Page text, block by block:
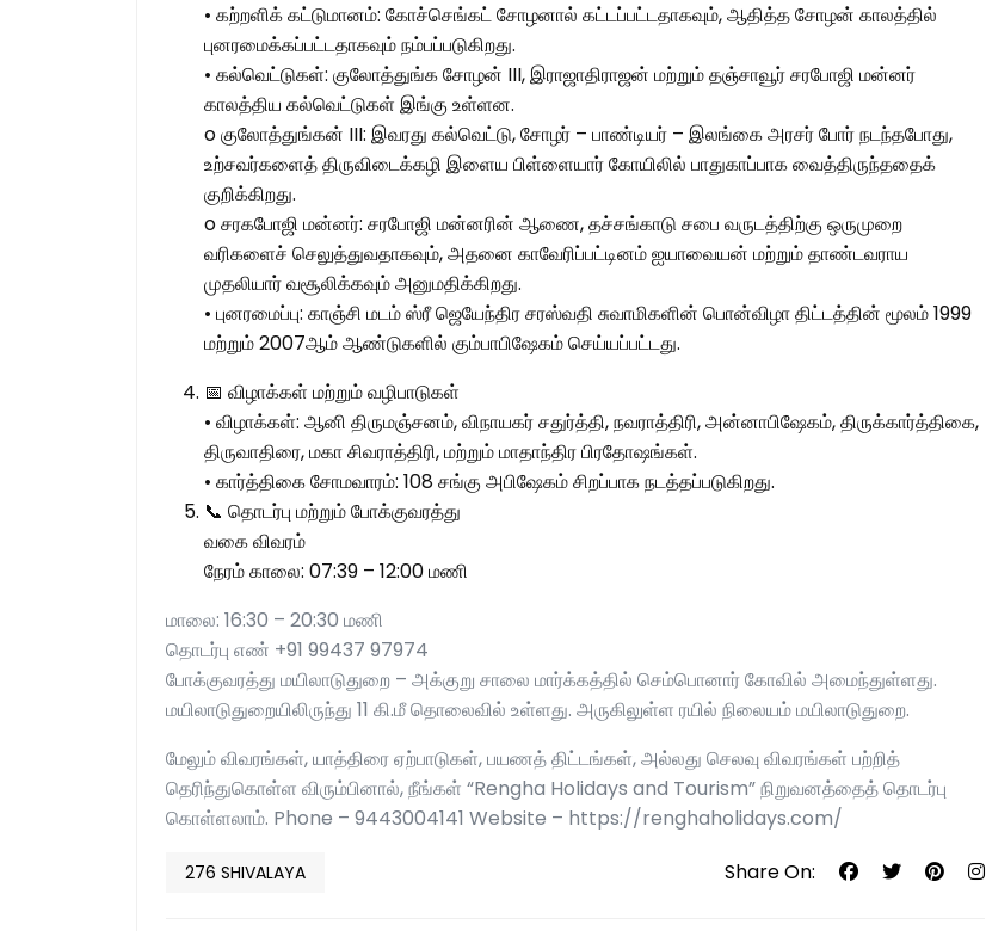
• கற்றளிக் கட்டுமானம்: கோச்செங்கட் சோழனால் கட்டப்பட்டதாகவும், ஆதித்த சோழன் காலத்தில்
புனரமைக்கப்பட்டதாகவும் நம்பப்படுகிறது.
• கல்வெட்டுகள்: குலோத்துங்க சோழன் III, இராஜாதிராஜன் மற்றும் தஞ்சாவூர் சரபோஜி மன்னர்
காலத்திய கல்வெட்டுகள் இங்கு உள்ளன.
o குலோத்துங்கன் III: இவரது கல்வெட்டு, சோழர் – பாண்டியர் – இலங்கை அரசர் போர் நடந்தபோது,
உற்சவர்களைத் திருவிடைக்கழி இளைய பிள்ளையார் கோயிலில் பாதுகாப்பாக வைத்திருந்ததைக்
குறிக்கிறது.
o சரகபோஜி மன்னர்: சரபோஜி மன்னரின் ஆணை, தச்சங்காடு சபை வருடத்திற்கு ஒருமுறை
வரிகளைச் செலுத்துவதாகவும், அதனை காவேரிப்பட்டினம் ஐயாவையன் மற்றும் தாண்டவராய
முதலியார் வசூலிக்கவும் அனுமதிக்கிறது.
• புனரமைப்பு: காஞ்சி மடம் ஸ்ரீ ஜெயேந்திர சரஸ்வதி சுவாமிகளின் பொன்விழா திட்டத்தின் மூலம் 1999
மற்றும் 2007ஆம் ஆண்டுகளில் கும்பாபிஷேகம் செய்யப்பட்டது.
📅 விழாக்கள் மற்றும் வழிபாடுகள்
• விழாக்கள்: ஆனி திருமஞ்சனம், விநாயகர் சதுர்த்தி, நவராத்திரி, அன்னாபிஷேகம், திருக்கார்த்திகை,
திருவாதிரை, மகா சிவராத்திரி, மற்றும் மாதாந்திர பிரதோஷங்கள்.
• கார்த்திகை சோமவாரம்: 108 சங்கு அபிஷேகம் சிறப்பாக நடத்தப்படுகிறது.
📞 தொடர்பு மற்றும் போக்குவரத்து
வகை விவரம்
நேரம் காலை: 07:39 – 12:00 மணி
மாலை: 16:30 – 20:30 மணி
தொடர்பு எண் +91 99437 97974
போக்குவரத்து மயிலாடுதுறை – அக்குறு சாலை மார்க்கத்தில் செம்பொனார் கோவில் அமைந்துள்ளது.
மயிலாடுதுறையிலிருந்து 11 கி.மீ தொலைவில் உள்ளது. அருகிலுள்ள ரயில் நிலையம் மயிலாடுதுறை.
மேலும் விவரங்கள், யாத்திரை ஏற்பாடுகள், பயணத் திட்டங்கள், அல்லது செலவு விவரங்கள் பற்றித்
தெரிந்துகொள்ள விரும்பினால், நீங்கள் “Rengha Holidays and Tourism” நிறுவனத்தைத் தொடர்பு
கொள்ளலாம். Phone – 9443004141 Website – https://renghaholidays.com/
276 SHIVALAYA Share On: